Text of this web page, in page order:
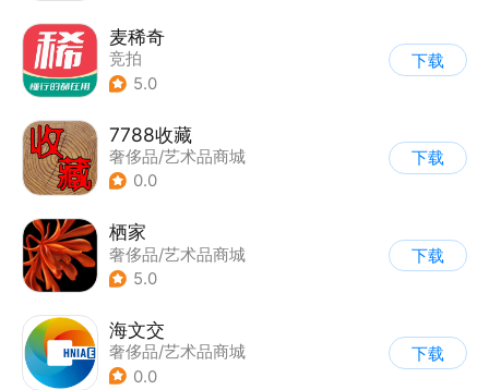
麦稀奇
竞拍
5.0
下载
7788收藏
奢侈品/艺术品商城
0.0
下载
栖家
奢侈品/艺术品商城
5.0
下载
海文交
奢侈品/艺术品商城
0.0
下载